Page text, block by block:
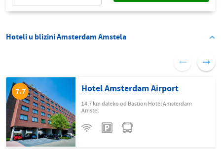
Hoteli u blizini Amsterdam Amstela
7.7 Hotel Amsterdam Airport
14,7 km daleko od Bastion Hotel Amsterdam
Amstel